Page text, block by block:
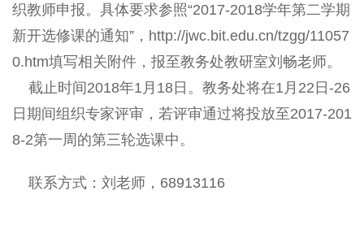
织教师申报。具体要求参照“2017-2018学年第二学期
新开选修课的通知”，http://jwc.bit.edu.cn/tzgg/11057
0.htm填写相关附件，报至教务处教研室刘畅老师。
截止时间2018年1月18日。教务处将在1月22日-26
日期间组织专家评审，若评审通过将投放至2017-201
8-2第一周的第三轮选课中。
联系方式：刘老师，68913116